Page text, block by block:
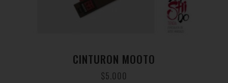
CINTURON MOOTO
$5.000